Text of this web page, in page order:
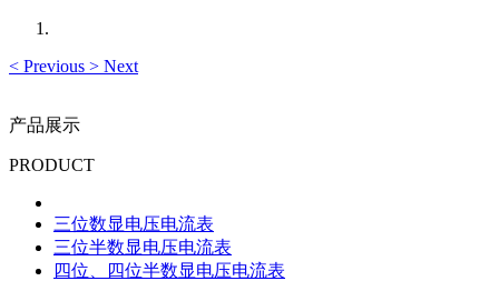
< Previous > Next
产品展示
PRODUCT
三位数显电压电流表
三位半数显电压电流表
四位、四位半数显电压电流表